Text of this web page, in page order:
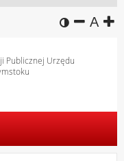
wersja
A
Publicznej Urzędu